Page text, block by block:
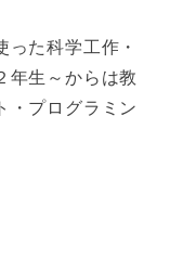
た科学工作・
年生～からは教
・プログラミン